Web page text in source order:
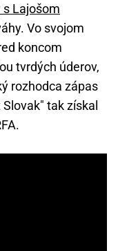
s Lajošom
Vo svojom
koncom
tvrdých úderov,
rozhodca zápas
Slovak" tak získal